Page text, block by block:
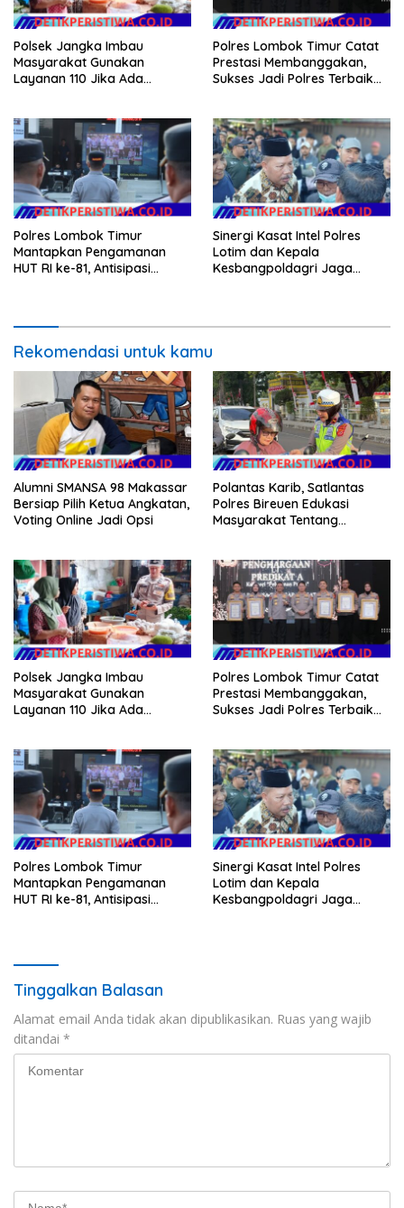
Polsek Jangka Imbau
Masyarakat Gunakan
Layanan 110 Jika Ada
Polres Lombok Timur Catat
Prestasi Membanggakan,
Sukses Jadi Polres Terbaik
Polres Lombok Timur
Mantapkan Pengamanan
HUT RI ke-81, Antisipasi
Sinergi Kasat Intel Polres
Lotim dan Kepala
Kesbangpoldagri Jaga
Rekomendasi untuk kamu
Alumni SMANSA 98 Makassar
Bersiap Pilih Ketua Angkatan,
Voting Online Jadi Opsi
Polantas Karib, Satlantas
Polres Bireuen Edukasi
Masyarakat Tentang
Polsek Jangka Imbau
Masyarakat Gunakan
Layanan 110 Jika Ada
Polres Lombok Timur Catat
Prestasi Membanggakan,
Sukses Jadi Polres Terbaik
Polres Lombok Timur
Mantapkan Pengamanan
HUT RI ke-81, Antisipasi
Sinergi Kasat Intel Polres
Lotim dan Kepala
Kesbangpoldagri Jaga
Tinggalkan Balasan
Alamat email Anda tidak akan dipublikasikan. Ruas yang wajib
ditandai *